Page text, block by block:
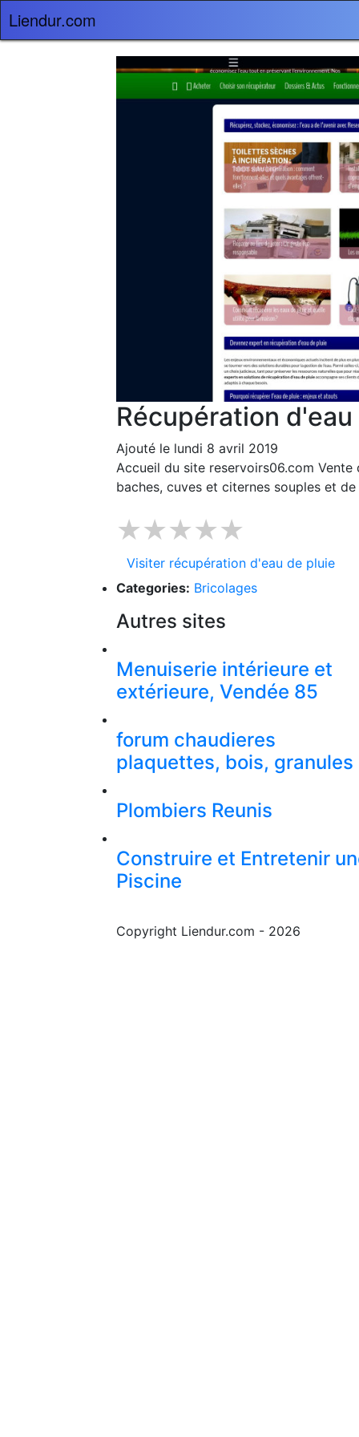
Liendur.com
Récupération
Ajouté le lundi 8 avril 2019
Accueil du site reservoirs06.com
baches, cuves et citernes souples et
★★★★★
Visiter récupération d'eau de pluie
Categories: Bricolages
Autres sites
Menuiserie intérieure et
extérieure, Vendée 85
forum chaudieres
plaquettes, bois, granules
Plombiers Reunis
Construire et Entretenir
Piscine
Copyright Liendur.com - 2026